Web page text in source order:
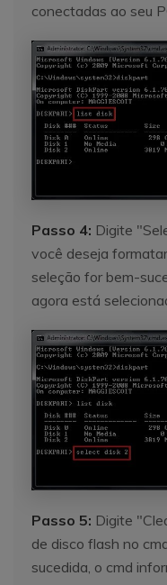
conectadas ao seu
Passo 4: Digite
você deseja
seleção for bem-
agora está
Passo 5: Digite
de disco flash no
sucedida, o cmd